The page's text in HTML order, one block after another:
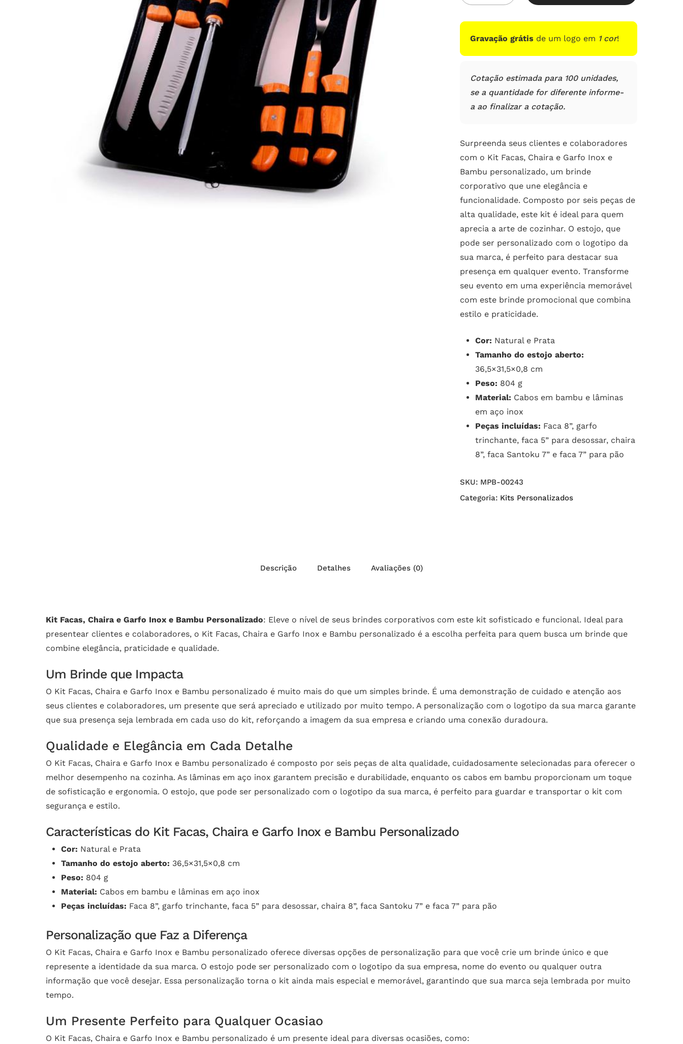
Gravação grátis de um logo em 1 cor!
Cotação estimada para 100 unidades,
se a quantidade for diferente informe-
a ao finalizar a cotação.
Surpreenda seus clientes e colaboradores
com o Kit Facas, Chaira e Garfo Inox e
Bambu personalizado, um brinde
corporativo que une elegância e
funcionalidade. Composto por seis peças de
alta qualidade, este kit é ideal para quem
aprecia a arte de cozinhar. O estojo, que
pode ser personalizado com o logotipo da
sua marca, é perfeito para destacar sua
presença em qualquer evento. Transforme
seu evento em uma experiência memorável
com este brinde promocional que combina
estilo e praticidade.
Cor: Natural e Prata
Tamanho do estojo aberto:
36,5×31,5×0,8 cm
Peso: 804 g
Material: Cabos em bambu e lâminas
em aço inox
Peças incluídas: Faca 8”, garfo
trinchante, faca 5” para desossar, chaira
8”, faca Santoku 7” e faca 7” para pão
SKU: MPB-00243
Categoria: Kits Personalizados
Descrição Detalhes Avaliações (0)
Kit Facas, Chaira e Garfo Inox e Bambu Personalizado: Eleve o nível de seus brindes corporativos com este kit sofisticado e funcional. Ideal para
presentear clientes e colaboradores, o Kit Facas, Chaira e Garfo Inox e Bambu personalizado é a escolha perfeita para quem busca um brinde que
combine elegância, praticidade e qualidade.
Um Brinde que Impacta
O Kit Facas, Chaira e Garfo Inox e Bambu personalizado é muito mais do que um simples brinde. É uma demonstração de cuidado e atenção aos
seus clientes e colaboradores, um presente que será apreciado e utilizado por muito tempo. A personalização com o logotipo da sua marca garante
que sua presença seja lembrada em cada uso do kit, reforçando a imagem da sua empresa e criando uma conexão duradoura.
Qualidade e Elegância em Cada Detalhe
O Kit Facas, Chaira e Garfo Inox e Bambu personalizado é composto por seis peças de alta qualidade, cuidadosamente selecionadas para oferecer o
melhor desempenho na cozinha. As lâminas em aço inox garantem precisão e durabilidade, enquanto os cabos em bambu proporcionam um toque
de sofisticação e ergonomia. O estojo, que pode ser personalizado com o logotipo da sua marca, é perfeito para guardar e transportar o kit com
segurança e estilo.
Características do Kit Facas, Chaira e Garfo Inox e Bambu Personalizado
Cor: Natural e Prata
Tamanho do estojo aberto: 36,5×31,5×0,8 cm
Peso: 804 g
Material: Cabos em bambu e lâminas em aço inox
Peças incluídas: Faca 8”, garfo trinchante, faca 5” para desossar, chaira 8”, faca Santoku 7” e faca 7” para pão
Personalização que Faz a Diferença
O Kit Facas, Chaira e Garfo Inox e Bambu personalizado oferece diversas opções de personalização para que você crie um brinde único e que
represente a identidade da sua marca. O estojo pode ser personalizado com o logotipo da sua empresa, nome do evento ou qualquer outra
informação que você desejar. Essa personalização torna o kit ainda mais especial e memorável, garantindo que sua marca seja lembrada por muito
tempo.
Um Presente Perfeito para Qualquer Ocasiao
O Kit Facas, Chaira e Garfo Inox e Bambu personalizado é um presente ideal para diversas ocasiões, como: